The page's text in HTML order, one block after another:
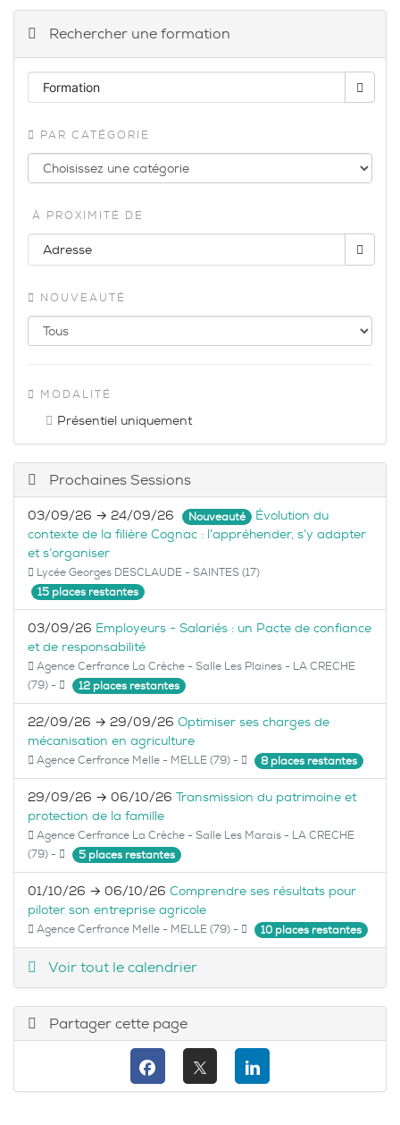
Rechercher une formation
PAR CATÉGORIE
À PROXIMITÉ DE
NOUVEAUTÉ
MODALITÉ
Présentiel uniquement
Prochaines Sessions
03/09/26 → 24/09/26 Nouveauté
Évolution du
contexte de la filière Cognac : l’appréhender, s’y adapter
et s’organiser
Lycée Georges DESCLAUDE - SAINTES (17)
15 places restantes
03/09/26 Employeurs - Salariés : un Pacte de confiance
et de responsabilité
Agence Cerfrance La Crèche - Salle Les Plaines - LA CRECHE
(79) -
12 places restantes
22/09/26 → 29/09/26 Optimiser ses charges de
mécanisation en agriculture
Agence Cerfrance Melle - MELLE (79) - 8 places restantes
29/09/26 → 06/10/26 Transmission du patrimoine et
protection de la famille
Agence Cerfrance La Crèche - Salle Les Marais - LA CRECHE
(79) -
5 places restantes
01/10/26 → 06/10/26 Comprendre ses résultats pour
piloter son entreprise agricole
Agence Cerfrance Melle - MELLE (79) - 10 places restantes
Voir tout le calendrier
Partager cette page